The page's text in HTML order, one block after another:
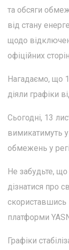
та обсяги
від стану
щодо
офіційних
Нагадаємо, що
діяли графіки
Сьогодні, 13
вимикатимуть у
обмежень у
Не забудьте,
дізнатися про
скориставшись
платформи
Графіки